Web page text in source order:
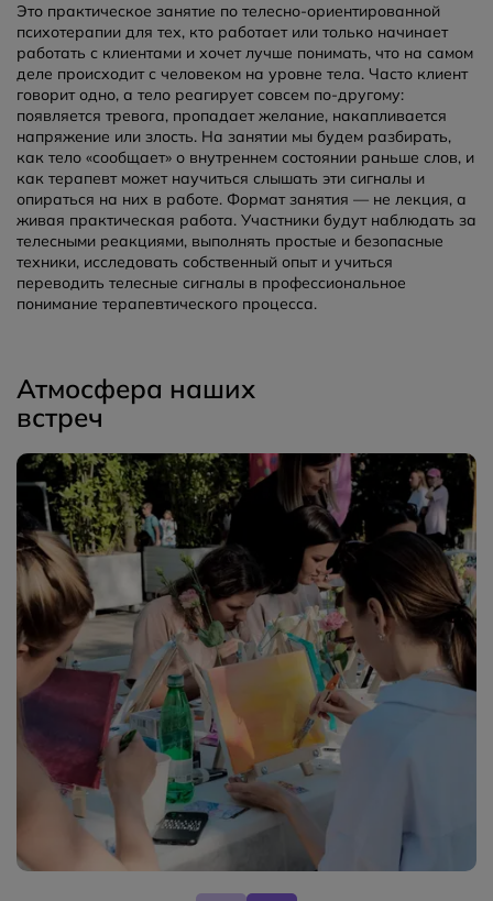
Это практическое занятие по телесно-ориентированной
психотерапии для тех, кто работает или только начинает
работать с клиентами и хочет лучше понимать, что на самом
деле происходит с человеком на уровне тела. Часто клиент
говорит одно, а тело реагирует совсем по-другому:
появляется тревога, пропадает желание, накапливается
напряжение или злость. На занятии мы будем разбирать,
как тело «сообщает» о внутреннем состоянии раньше слов, и
как терапевт может научиться слышать эти сигналы и
опираться на них в работе. Формат занятия — не лекция, а
живая практическая работа. Участники будут наблюдать за
телесными реакциями, выполнять простые и безопасные
техники, исследовать собственный опыт и учиться
переводить телесные сигналы в профессиональное
понимание терапевтического процесса.
Атмосфера наших
встреч